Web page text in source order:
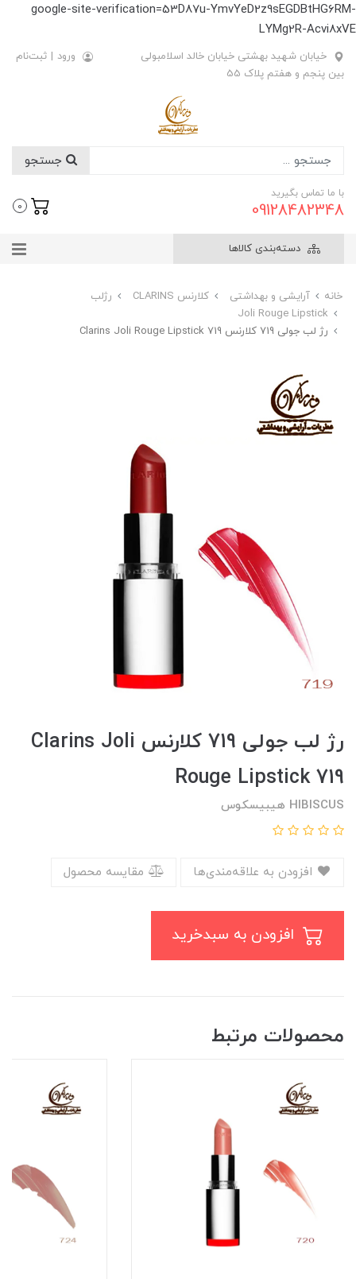
google-site-verification=53D87u-YmvYeD2z9sEGDBtHG6RM-
LYMg2R-Acvi8xVE
خیابان شهید بهشتی خیابان خالد اسلامبولی
بین پنجم و هفتم پلاک 55
ورود | ثبت‌نام
با ما تماس بگیرید
09128482348
0
دسته‌بندی کالاها
خانه آرایشی و بهداشتی کلارنس CLARINS
رژلب
Joli Rouge Lipstick
رژ لب جولی 719 کلارنس Clarins Joli Rouge Lipstick 719
رژ لب جولی 719 کلارنس Clarins Joli
Rouge Lipstick 719
HIBISCUS هیبیسکوس
مقایسه محصول
محصولات مرتبط